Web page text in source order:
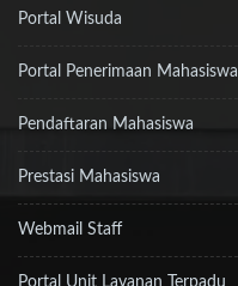
Portal Wisuda
Portal Penerimaan Mahasiswa
Pendaftaran Mahasiswa
Prestasi Mahasiswa
Webmail Staff
Portal Unit Layanan Terpadu